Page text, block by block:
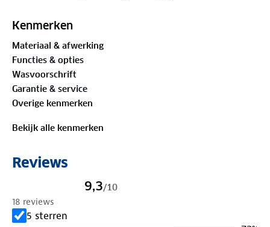
koolstof gehad wat zorgt voor de bovenstaande
keuze, goed voor mens en natuur.
Kenmerken
Materiaal & afwerking
Functies & opties
Wasvoorschrift
Garantie & service
Overige kenmerken
Bekijk alle kenmerken
Reviews
9,3/10
18 reviews
5 sterren